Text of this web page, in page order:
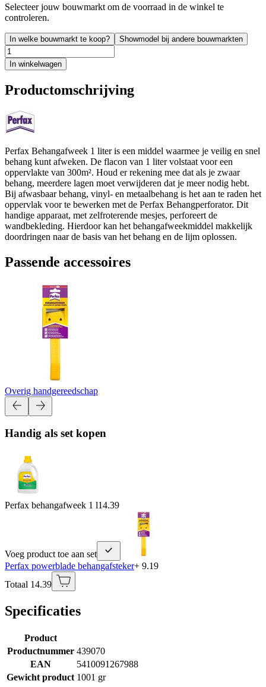
Selecteer jouw bouwmarkt om de voorraad in de winkel te
controleren.
In welke bouwmarkt te koop? Showmodel bij andere bouwmarkten
In winkelwagen
Productomschrijving
Perfax Behangafweek 1 liter is een middel waarmee je veilig en snel
behang kunt afweken. De flacon van 1 liter volstaat voor een
oppervlakte van 300m². Houd er rekening mee dat als je zwaar
behang, meerdere lagen moet verwijderen dat je meer nodig hebt.
Bij afwasbaar behang, vinyl- en metaalbehang is het aan te raden het
oppervlak voor te bewerken met de Perfax Behangperforator. Dit
handige apparaat, met zelfroterende mesjes, perforeert de
wandbekleding. Hierdoor kan het behangafweekmiddel makkelijk
doordringen naar de basis van het behang en de lijm oplossen.
Passende accessoires
Overig handgereedschap
Handig als set kopen
Perfax behangafweek 1 l14.39
Voeg product toe aan set
Perfax powerblade behangafsteker+ 9.19
Totaal 14.39
Specificaties
Product
Productnummer 439070
EAN
5410091267988
Gewicht product 1001 gr